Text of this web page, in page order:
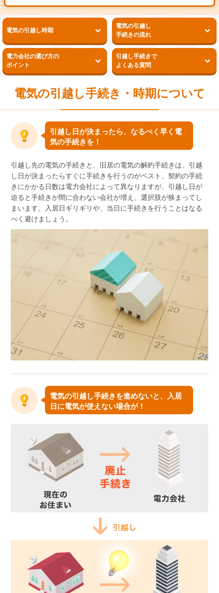
電気の引越し時期
電気の引越し
手続きの流れ
電力会社の選び方の
ポイント
引越し手続きで
よくある質問
電気の引越し手続き・時期について
引越し日が決まったら、なるべく早く電
気の手続きを！
引越し先の電気の手続きと、旧居の電気の解約手続きは、引越
し日が決まったらすぐに手続きを行うのがベスト。契約の手続
きにかかる日数は電力会社によって異なりますが、引越し日が
迫ると手続きが間に合わない会社が増え、選択肢が狭まってし
まいます。入居日ギリギリや、当日に手続きを行うことはなる
べく避けましょう。
電気の引越し手続きを進めないと、入居
日に電気が使えない場合が！